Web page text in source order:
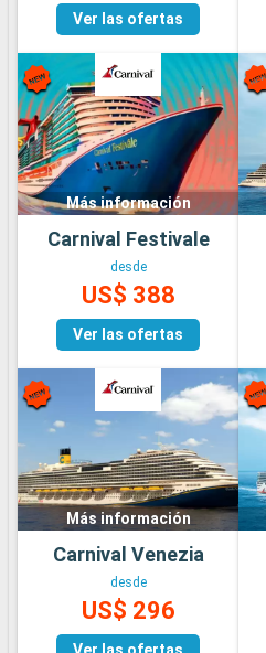
Ver las ofertas
Más información
Carnival Festivale
desde
US$ 388
Ver las ofertas
Más información
Carnival Venezia
desde
US$ 296